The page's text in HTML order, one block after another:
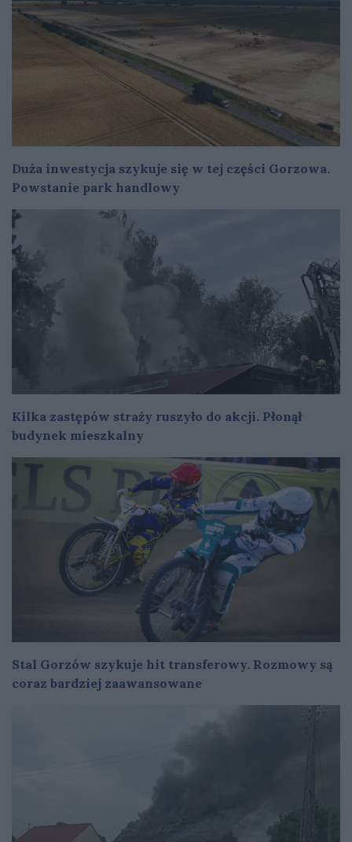
Duża inwestycja szykuje się w tej części Gorzowa.
Powstanie park handlowy
Kilka zastępów straży ruszyło do akcji. Płonął
budynek mieszkalny
Stal Gorzów szykuje hit transferowy. Rozmowy są
coraz bardziej zaawansowane